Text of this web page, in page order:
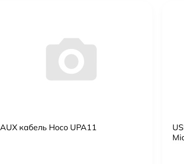
AUX кабель Hoco UPA11